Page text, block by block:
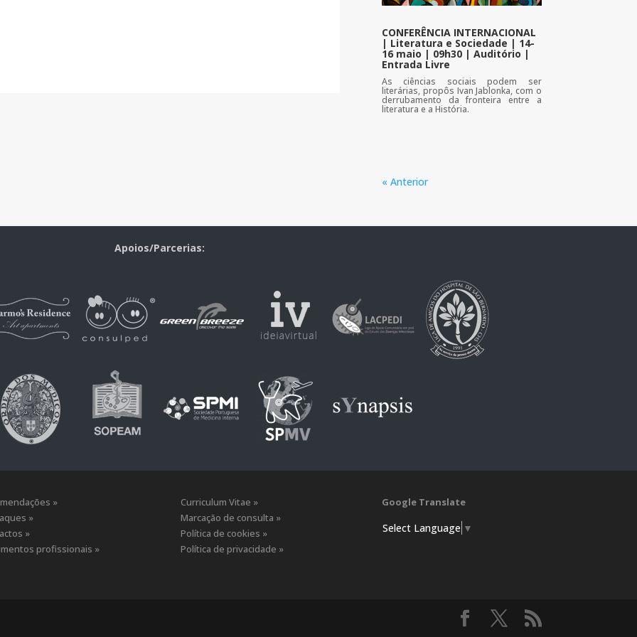
CONFERÊNCIA INTERNACIONAL
| Literatura e Sociedade | 14-
16 maio | 09h30 | Auditório |
Entrada Livre
As ciências sociais podem ser
literárias, propôs Ivan Jablonka, com o
derrubamento da fronteira entre a
literatura e a História.
« Anterior
Apoios/Parcerias:
»
»
»
profissionais »
Curriculum Vitae »
Marcação de consulta »
Política de cookies »
Política de privacidade »
Google Translate
Select Language ▼